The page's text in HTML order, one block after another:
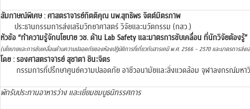
สัมภาษณ์พิเศษ : ศาสตราจารย์กิตติคุณ นพ.สุทธิพร จิตต์มิตรภาพ
ประธานกรรมการส่งเสริมวิทยาศาสตร์ วิจัยและนวัตกรรม (กสว.)
หัวข้อ “ทำความรู้จักนโยบาย วช. ด้าน Lab Safety และมาตรการขับเคลื่อน ที่นักวิจัยต้องรู้”
(นโยบายและการขับเคลื่อนด้านความปลอดภัยของห้องปฏิบัติการที่เกี่ยวกับสารเคมี พ.ศ. 2566 - 2570 และมาตรการ
โดย : รองศาสตราจารย์ สุชาตา ชินะจิตร
กรรมการที่ปรึกษาศูนย์ความปลอดภัย อาชีวอนามัยและสิ่งแวดล้อม จุฬาลงกรณ์มหา
พักรับประทานอาหารว่าง และเยี่ยมชมบูธนิทรรศการ